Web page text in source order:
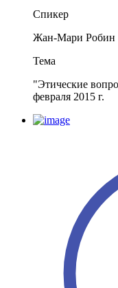
Спикер
Жан-Мари Робин
Тема
"Этические
февраля 2015 г.